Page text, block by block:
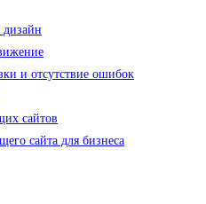
и отсутствие ошибок
сайтов
сайта для бизнеса